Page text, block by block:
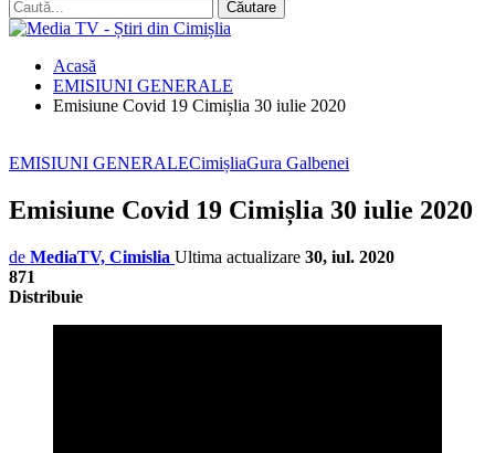
Acasă
EMISIUNI GENERALE
Emisiune Covid 19 Cimișlia 30 iulie 2020
EMISIUNI GENERALECimișliaGura Galbenei
Emisiune Covid 19 Cimișlia 30 iulie 2020
de MediaTV, Cimislia Ultima actualizare 30, iul. 2020
871
Distribuie